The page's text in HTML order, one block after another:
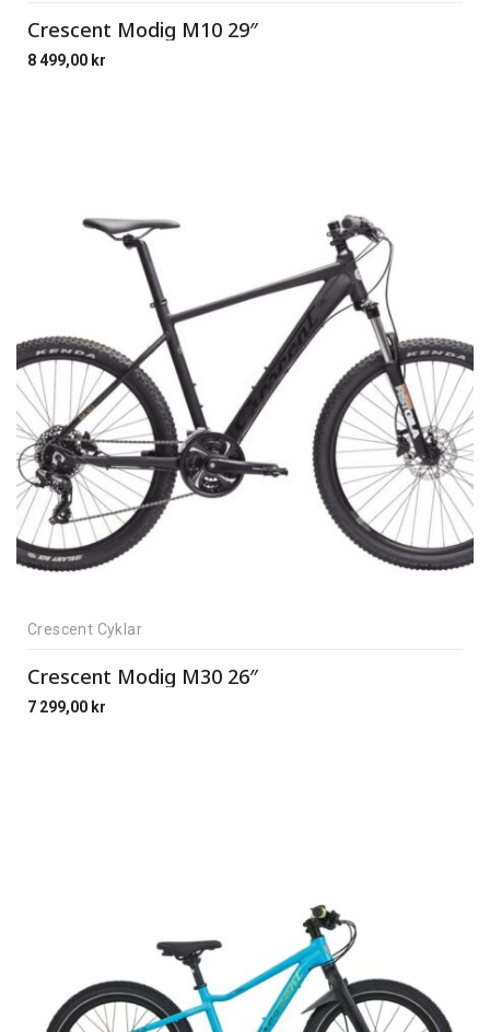
Crescent Modig M10 29″
8 499,00 kr
Crescent Cyklar
Crescent Modig M30 26″
7 299,00 kr